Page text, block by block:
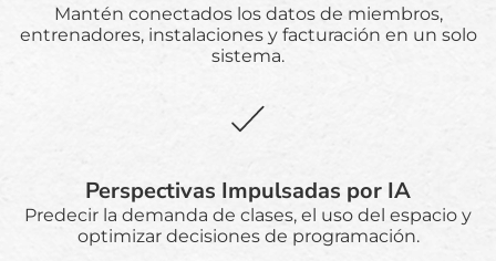
Mantén conectados los datos de miembros,
entrenadores, instalaciones y facturación en un solo
sistema.
Perspectivas Impulsadas por IA
Predecir la demanda de clases, el uso del espacio y
optimizar decisiones de programación.